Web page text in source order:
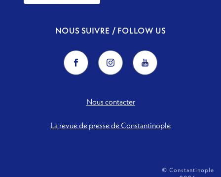
NOUS SUIVRE / FOLLOW US
Nous contacter
La revue de presse de Constantinople
© Constantinople